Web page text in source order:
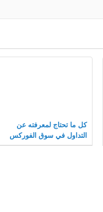
كل ما تحتاج لمعرفته عن
التداول في سوق الفوركس